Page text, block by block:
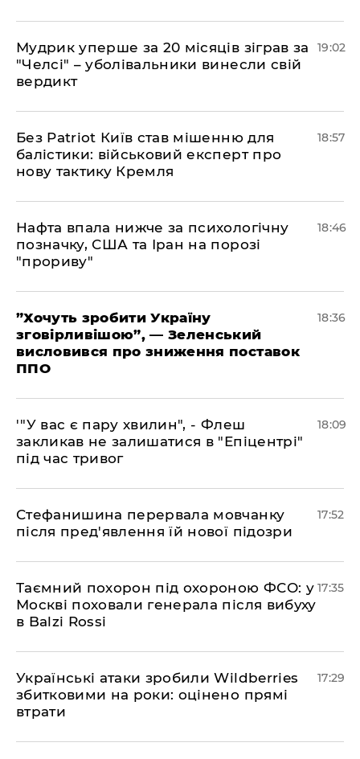
​Мудрик уперше за 20 місяців зіграв за
"Челсі" – уболівальники винесли свій
вердикт
19:02
​Без Patriot Київ став мішенню для
балістики: військовий експерт про
нову тактику Кремля
18:57
​Нафта впала нижче за психологічну
позначку, США та Іран на порозі
"прориву"
18:46
​”Хочуть зробити Україну
зговірливішою”, — Зеленський
висловився про зниження поставок
ППО
18:36
​'"У вас є пару хвилин", - Флеш
закликав не залишатися в "Епіцентрі"
під час тривог
18:09
​Стефанишина перервала мовчанку
після пред'явлення їй нової підозри
17:52
​Таємний похорон під охороною ФСО: у
Москві поховали генерала після вибуху
в Balzi Rossi
17:35
​Українські атаки зробили Wildberries
збитковими на роки: оцінено прямі
втрати
17:29